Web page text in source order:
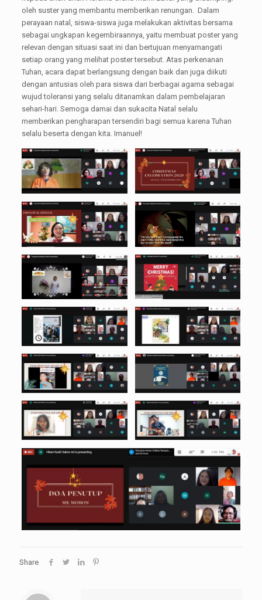
oleh suster yang membantu memberikan renungan. Dalam
perayaan natal, siswa-siswa juga melakukan aktivitas bersama
sebagai ungkapan kegembiraannya, yaitu membuat poster yang
relevan dengan situasi saat ini dan bertujuan menyamangati
setiap orang yang melihat poster tersebut. Atas perkenanan
Tuhan, acara dapat berlangsung dengan baik dan juga diikuti
dengan antusias oleh para siswa dari berbagai agama sebagai
wujud toleransi yang selalu ditanamkan dalam pembelajaran
sehari-hari. Semoga damai dan sukacita Natal selalu
memberikan pengharapan tersendiri bagi semua karena Tuhan
selalu beserta dengan kita. Imanuel!
Share